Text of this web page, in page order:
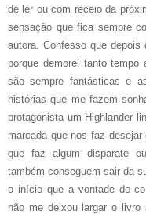
de ler ou com receio da
sensação que fica sempre
autora. Confesso que
porque demorei tanto
são sempre fantásticas e
histórias que me fazem
protagonista um Highlander
marcada que nos faz
que faz algum disparate
também conseguem sair da
o início que a vontade de
não me deixou largar o